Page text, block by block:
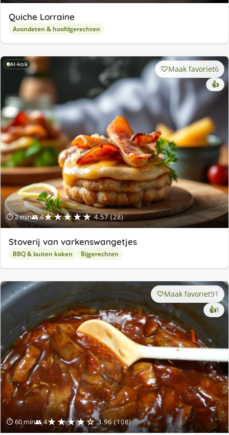
Quiche Lorraine
Avondeten & hoofdgerechten
AI-kok
⏱ 2 min👥 4★★★★★ 4.57 (28)
Maak favoriet6
👍
Stoverij van varkenswangetjes
BBQ & buiten koken Bijgerechten
⏱ 60 min👥 4★★★★☆ 3.96 (108)
Maak favoriet91
👍1